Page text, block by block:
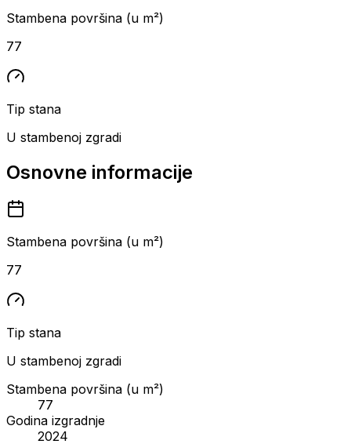
Stambena površina (u m²)
77
Tip stana
U stambenoj zgradi
Osnovne informacije
Stambena površina (u m²)
77
Tip stana
U stambenoj zgradi
Stambena površina (u m²)
77
Godina izgradnje
2024